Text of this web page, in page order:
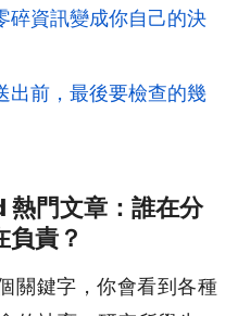
碎資訊變成你自己的決
出前，最後要檢查的幾
門文章：誰在分
負責？
關鍵字，你會看到各種